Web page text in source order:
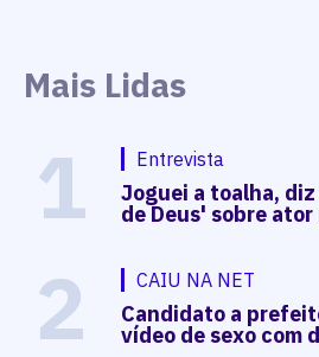
Mais Lidas
1 Entrevista
Joguei a toalha,
de Deus' sobre
2 CAIU NA NET
Candidato a
vídeo de sexo com